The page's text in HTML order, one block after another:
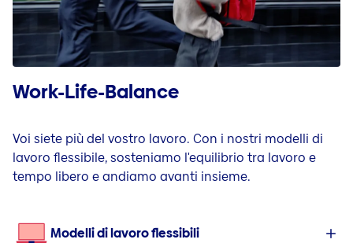
Work-Life-Balance
Voi siete più del vostro lavoro. Con i nostri modelli di
lavoro flessibile, sosteniamo l'equilibrio tra lavoro e
tempo libero e andiamo avanti insieme.
Modelli di lavoro flessibili